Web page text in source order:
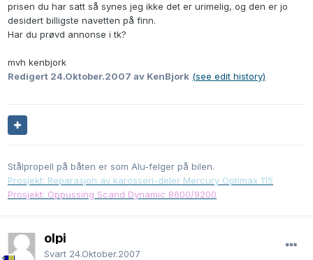
prisen du har satt så synes jeg ikke det er urimelig, og den er jo
desidert billigste navetten på finn.
Har du prøvd annonse i tk?
mvh kenbjork
Redigert 24.Oktober.2007 av KenBjork (see edit history)
Stålpropell på båten er som Alu-felger på bilen.
Prosjekt: Reparasjon av karosseri-deler Mercury Optimax 115
Prosjekt: Oppussing Scand Dynamic 8600/9200
olpi
Svart 24.Oktober.2007